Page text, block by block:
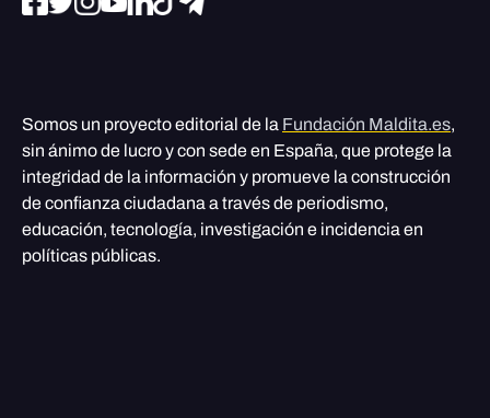
Somos un proyecto editorial de la Fundación Maldita.es,
sin ánimo de lucro y con sede en España, que protege la
integridad de la información y promueve la construcción
de confianza ciudadana a través de periodismo,
educación, tecnología, investigación e incidencia en
políticas públicas.